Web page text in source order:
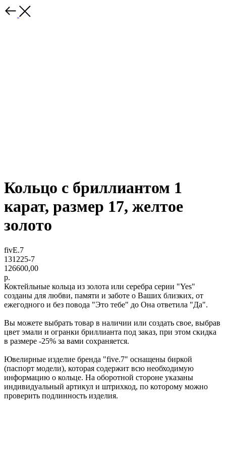
Кольцо с бриллиантом 1
карат, размер 17, желтое
золото
fivE.7
131225-7
126600,00
р.
Коктейльные кольца из золота или серебра серии "Yes"
созданы для любви, памяти и заботе о Ваших близких, от
ежегодного и без повода "Это тебе" до Она ответила "Да".
Вы можете выбрать товар в наличии или создать свое, выбрав
цвет эмали и огранки бриллианта под заказ, при этом скидка
в размере -25% за вами сохраняется.
Ювелирные изделие бренда "five.7" оснащены биркой
(паспорт модели), которая содержит всю необходимую
информацию о кольце. На оборотной стороне указаны
индивидуальный артикул и штрихкод, по которому можно
проверить подлинность изделия.